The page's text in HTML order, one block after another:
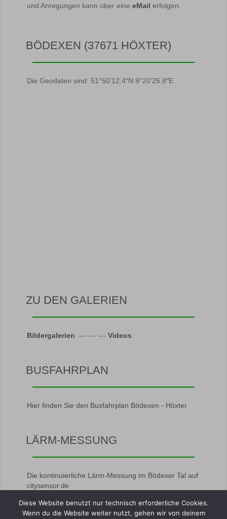
und Anregungen kann über eine eMail erfolgen.
BÖDEXEN (37671 HÖXTER)
Die Geodaten sind: 51°50’12.4″N 9°20’25.8″E
ZU DEN GALERIEN
Bildergalerien --- --- --- Videos
BUSFAHRPLAN
Hier finden Sie den Busfahrplan Bödexen - Höxter
LÄRM-MESSUNG
Die kontinuierliche Lärm-Messung im Bödexer Tal auf
citysensor.de
Diese Website benutzt nur technisch erforderliche Cookies.
Wenn du die Website weiter nutzt, gehen wir von deinem